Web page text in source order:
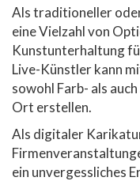
Als traditioneller
eine Vielzahl von
Kunstunterhaltung
Live-Künstler kann
sowohl Farb- als
Ort erstellen.
Als digitaler
ein unvergessliches